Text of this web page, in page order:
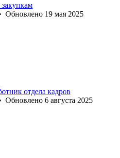
закупкам
Обновлено 19 мая 2025
отдела кадров
Обновлено 6 августа 2025